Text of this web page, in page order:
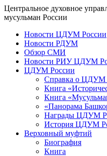
Центральное духовное
мусульман России
Новости ЦДУМ России
Новости РДУМ
Обзор СМИ
Новости РИУ ЦДУМ
ЦДУМ России
Справка о ЦДУМ
Книга
Книга
«Панорама
Награды ЦДУМ
История ЦДУМ
Верховный муфтий
Биография
Книга